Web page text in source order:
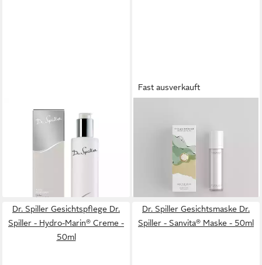
DR. SPILLER
Gesichtsreinigungsgel Dr.
Reinigungsgel - 200ml
Fast ausverkauft
Regeneration Cream 50ml
(1.428,00 €/ 1 l)
Dr. Spiller Gesichtspflege Dr.
Spiller - Hydro-Marin® Creme -
50ml
Dr. Spiller Gesichtsmaske Dr.
Spiller - Sanvita® Maske - 50ml